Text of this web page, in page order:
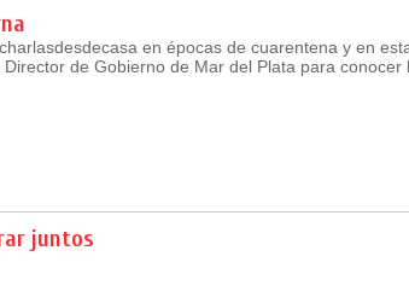
en épocas de cuarentena y en
de Gobierno de Mar del Plata para conocer
juntos